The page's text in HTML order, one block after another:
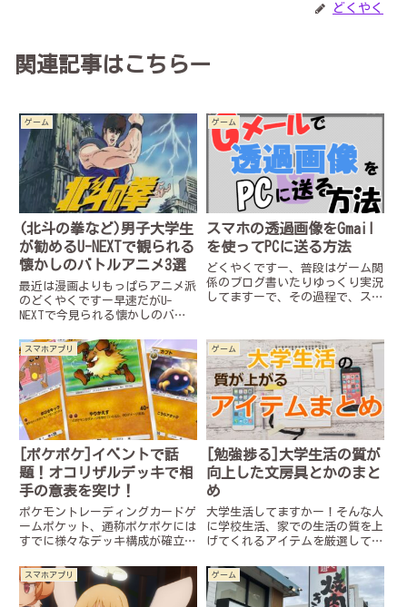
どくやく
関連記事はこちらー
ゲーム
(北斗の拳など)男子大学生
が勧めるU-NEXTで観られる
懐かしのバトルアニメ3選
最近は漫画よりもっぱらアニメ派
のどくやくですー早速だがU-
NEXTで今見られる懐かしのバト
たら観られなくなるかもだから注
意！峠で速い奴が一番かっこいい
んだ！イケてるアニメ実家がとう
ふ屋の主人公、藤原拓海が、
日々...
ゲーム
スマホの透過画像をGmail
を使ってPCに送る方法
どくやくですー、普段はゲーム関
係のブログ書いたりゆっくり実況
してますーで、その過程で、スマ
かったので、今回はPCに移しても
透過が維持される方法を紹介しま
すー（USBを持っている人...
スマホアプリ
[ポケポケ]イベントで話
題！オコリザルデッキで相
手の意表を突け！
ポケモントレーディングカードゲ
ームポケット、通称ポケポケには
すでに様々なデッキ構成が確立さ
ウexデッキやスターミーexデッ
キが最強格だと言われていますや
はりexカードを含んだデッキが
ゲーム
[勉強捗る]大学生活の質が
向上した文房具とかのまと
め
大学生活してますかー！そんな人
に学校生活、家での生活の質を上
げてくれるアイテムを厳選してご
乗せています。意外と今まで無駄
だった時間とかが埋まって生活に
もっとゆとりができる……かもし
スマホアプリ ゲーム